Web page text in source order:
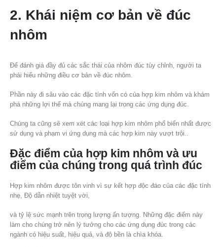
2. Khái niệm cơ bản về đúc
nhôm
Để đánh giá đầy đủ các sắc thái của nhôm đúc tùy chỉnh, người ta
phải hiểu những điều cơ bản về đúc nhôm.
Phần này đi sâu vào các đặc tính vốn có của hợp kim nhôm và khám
phá những lợi thế mà chúng mang lại trong các ứng dụng đúc.
Chúng ta cũng sẽ xem xét các loại hợp kim nhôm phổ biến nhất được
sử dụng và phạm vi ứng dụng mà các hợp kim này vượt trội..
Đặc điểm của hợp kim nhôm và ưu
điểm của chúng trong quá trình đúc
Hợp kim nhôm được tôn vinh vì sự kết hợp độc đáo của các đặc tính
nhẹ, Độ dẫn nhiệt tuyệt vời,
và tỷ lệ sức mạnh trên trọng lượng ấn tượng. Những đặc điểm này
làm cho chúng trở nên lý tưởng cho các ứng dụng đúc trong các
ngành có hiệu suất, hiệu quả, và độ bền là chìa khóa.